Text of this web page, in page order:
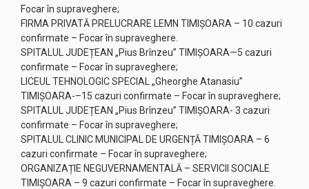
Focar în supraveghere;
FIRMA PRIVATĂ PRELUCRARE LEMN TIMIȘOARA – 10 cazuri
confirmate – Focar în supraveghere.
SPITALUL JUDEȚEAN „Pius Brînzeu” TIMIȘOARA—5 cazuri
confirmate – Focar în supraveghere;
LICEUL TEHNOLOGIC SPECIAL „Gheorghe Atanasiu”
TIMIȘOARA-–15 cazuri confirmate – Focar în supraveghere;
SPITALUL JUDEȚEAN „Pius Brînzeu” TIMIȘOARA- 3 cazuri
confirmate – Focar în supraveghere;
SPITALUL CLINIC MUNICIPAL DE URGENȚĂ TIMIȘOARA – 6
cazuri confirmate – Focar în supraveghere;
ORGANIZAȚIE NEGUVERNAMENTALĂ – SERVICII SOCIALE
TIMIȘOARA – 9 cazuri confirmate – Focar în supraveghere.